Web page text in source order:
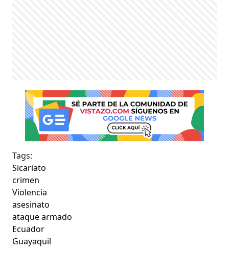
Tags:
Sicariato
crimen
Violencia
asesinato
ataque armado
Ecuador
Guayaquil